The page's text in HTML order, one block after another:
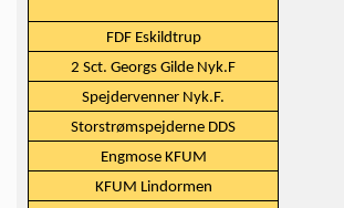
FDF Eskildtrup
2 Sct. Georgs Gilde Nyk.F
Spejdervenner Nyk.F.
Storstrømspejderne DDS
Engmose KFUM
KFUM Lindormen